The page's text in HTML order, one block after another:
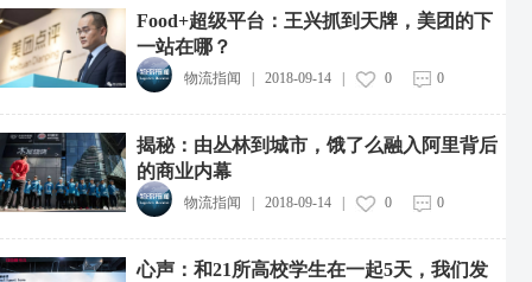
Food+超级平台：王兴抓到天牌，美团的下
一站在哪？
物流指闻 2018-09-14| 0 0
揭秘：由丛林到城市，饿了么融入阿里背后
的商业内幕
物流指闻 2018-09-14| 0 0
心声：和21所高校学生在一起5天，我们发